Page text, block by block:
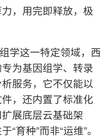
，用完即释放，极
学这一特定领域，西
为基因组学、转录
服务，它不仅能以
，还内置了标准化
展底层云基础架
育种”而非“运维”。